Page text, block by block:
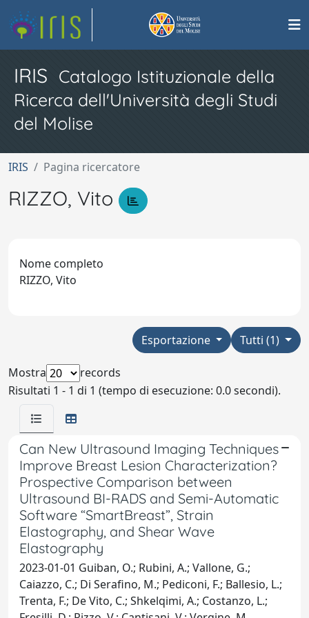
IRIS Catalogo Istituzionale della
Ricerca dell'Università degli Studi
del Molise
IRIS Pagina ricercatore
RIZZO, Vito
Nome completo
RIZZO, Vito
Tutti (1)
Esportazione
Mostra
records
Risultati 1 - 1 di 1 (tempo di esecuzione: 0.0 secondi).
Can New Ultrasound Imaging Techniques
Improve Breast Lesion Characterization?
Prospective Comparison between
Ultrasound BI-RADS and Semi-Automatic
Software “SmartBreast”, Strain
Elastography, and Shear Wave
Elastography
2023-01-01 Guiban, O.; Rubini, A.; Vallone, G.;
Caiazzo, C.; Di Serafino, M.; Pediconi, F.; Ballesio, L.;
Trenta, F.; De Vito, C.; Shkelqimi, A.; Costanzo, L.;